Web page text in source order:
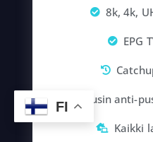
8k, 4k,
EPG
Uusin anti-
Kaikki
FI